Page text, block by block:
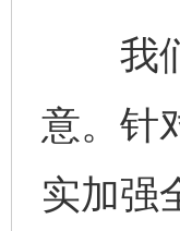
我们
意。针
实加强